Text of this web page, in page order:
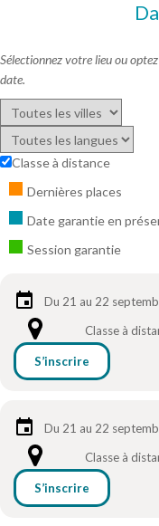
Sélectionnez votre lieu ou
date.
Classe à distance
Dernières places
Date garantie en
Session garantie
Du 21 au 22
Classe à
S’inscrire
Du 21 au 22
Classe à
S’inscrire